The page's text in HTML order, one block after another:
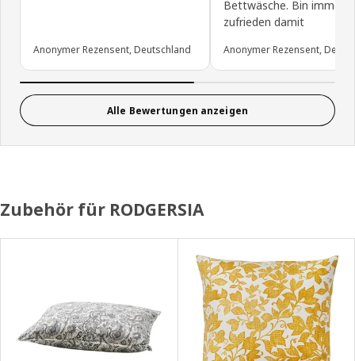
Anonymer Rezensent, Deutschland
Bettwäsche. Bin immer
zufrieden damit
Anonymer Rezensent,
Alle Bewertungen anzeigen
Zubehör für RODGERSIA